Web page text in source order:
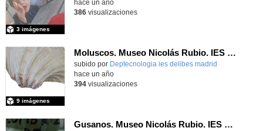
3 imágenes
hace un año
386visualizaciones
Moluscos. Museo Nicolás Rubio. IES Miguel Delibes (Madrid)
Contenido educativo.
subido por Deptecnologia ies delibes madrid
9 imágenes
hace un año
394visualizaciones
Gusanos. Museo Nicolás Rubio. IES Miguel Delibes (Madrid)